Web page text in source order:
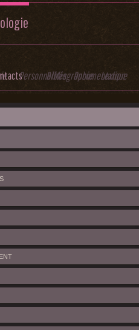
PersonnalitésBibliographieDocumentation
Lexique